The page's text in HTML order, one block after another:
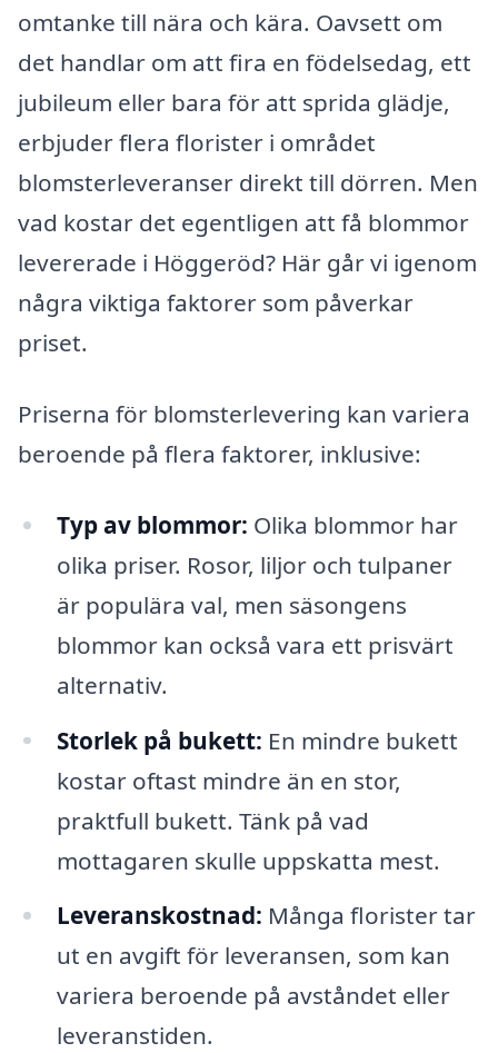
omtanke till nära och kära. Oavsett om
det handlar om att fira en födelsedag, ett
jubileum eller bara för att sprida glädje,
erbjuder flera florister i området
blomsterleveranser direkt till dörren. Men
vad kostar det egentligen att få blommor
levererade i Höggeröd? Här går vi igenom
några viktiga faktorer som påverkar
priset.
Priserna för blomsterlevering kan variera
beroende på flera faktorer, inklusive:
Typ av blommor: Olika blommor har
olika priser. Rosor, liljor och tulpaner
är populära val, men säsongens
blommor kan också vara ett prisvärt
alternativ.
Storlek på bukett: En mindre bukett
kostar oftast mindre än en stor,
praktfull bukett. Tänk på vad
mottagaren skulle uppskatta mest.
Leveranskostnad: Många florister tar
ut en avgift för leveransen, som kan
variera beroende på avståndet eller
leveranstiden.